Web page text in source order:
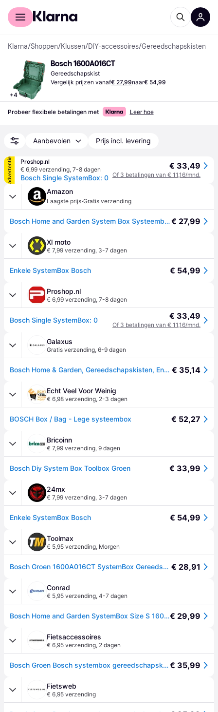
Voor shoppers
Klarna/Shoppen/Klussen/DIY-accessoires/Gereedschapskisten
+4
Bosch 1600A016CT
Gereedschapskist
Vergelijk prijzen vanaf€ 27,99naar€ 54,99
Probeer flexibele betalingen met Leer hoe
Aanbevolen Prijs incl. levering
advertentie
Proshop.nl
€ 6,99 verzending, 7-8 dagen
Bosch Single SystemBox: 0
€ 33,49
Of 3 betalingen van € 11,16/mnd.
Amazon
Laagste prijs·Gratis verzending
Bosch Home and Garden System Box Systeembox€ 27,99
Xl moto
€ 7,99 verzending, 3-7 dagen
Enkele SystemBox Bosch € 54,99
Proshop.nl
€ 6,99 verzending, 7-8 dagen
Bosch Single SystemBox: 0 € 33,49
Of 3 betalingen van € 11,16/mnd.
Galaxus
Gratis verzending, 6-9 dagen
Bosch Home & Garden, Gereedschapskisten, Enkele Systeemdoos (1Part) € 35,14
Echt Veel Voor Weinig
€ 6,98 verzending, 2-3 dagen
BOSCH Box / Bag - Lege systeembox € 52,27
Bricoinn
€ 7,99 verzending, 9 dagen
Bosch Diy System Box Toolbox Groen € 33,99
24mx
€ 7,99 verzending, 3-7 dagen
Enkele SystemBox Bosch € 54,99
Toolmax
€ 5,95 verzending, Morgen
Bosch Groen 1600A016CT SystemBox Gereedschapskoffer - 1600A016CT € 28,91
Conrad
€ 5,95 verzending, 4-7 dagen
Bosch Home and Garden SystemBox Size S 1600A016CT Gereedschapskist (leeg) Polypropyleen (l x b x h) 390 x 343 x 121 mm€ 29,99
Fietsaccessoires
€ 6,95 verzending, 2 dagen
Bosch Groen Bosch systembox gereedschapskoffer - maat s - leeg€ 35,99
Fietsweb
€ 6,95 verzending